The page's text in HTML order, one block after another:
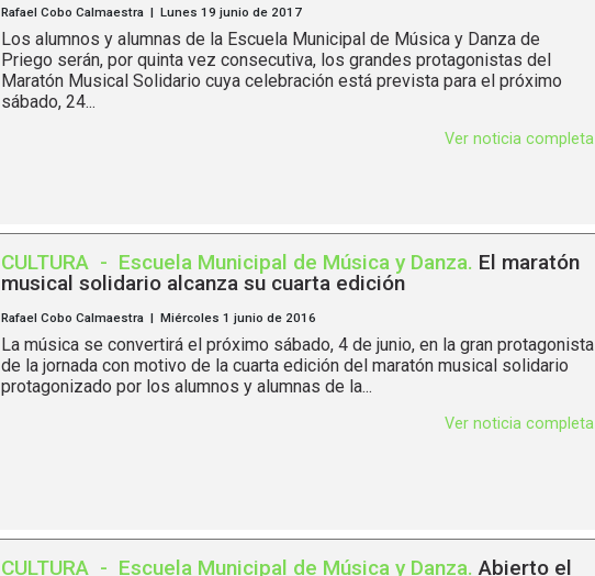
Rafael Cobo Calmaestra | Lunes 19 junio de 2017
Los alumnos y alumnas de la Escuela Municipal de Música y Danza de
Priego serán, por quinta vez consecutiva, los grandes protagonistas del
Maratón Musical Solidario cuya celebración está prevista para el próximo
sábado, 24...
Ver noticia completa
CULTURA - Escuela Municipal de Música y Danza. El maratón
musical solidario alcanza su cuarta edición
Rafael Cobo Calmaestra | Miércoles 1 junio de 2016
La música se convertirá el próximo sábado, 4 de junio, en la gran protagonista
de la jornada con motivo de la cuarta edición del maratón musical solidario
protagonizado por los alumnos y alumnas de la...
Ver noticia completa
CULTURA - Escuela Municipal de Música y Danza. Abierto el